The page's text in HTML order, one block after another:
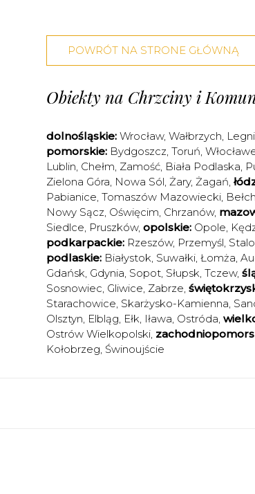
POWRÓT NA STRONE GŁÓWNĄ
Obiekty na Chrzciny i
dolnośląskie: Wrocław, Wałbrzych,
pomorskie: Bydgoszcz, Toruń,
Lublin, Chełm, Zamość, Biała Podlaska,
Zielona Góra, Nowa Sól, Żary, Żagań,
Pabianice, Tomaszów Mazowiecki,
Nowy Sącz, Oświęcim, Chrzanów,
Siedlce, Pruszków, opolskie: Opole,
podkarpackie: Rzeszów, Przemyśl,
podlaskie: Białystok, Suwałki, Łomża,
Gdańsk, Gdynia, Sopot, Słupsk, Tczew,
Sosnowiec, Gliwice, Zabrze,
Starachowice, Skarżysko-Kamienna,
Olsztyn, Elbląg, Ełk, Iława, Ostróda,
Ostrów Wielkopolski,
Kołobrzeg, Świnoujście